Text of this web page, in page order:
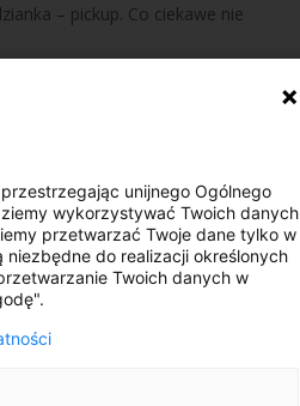
– pickup. Co ciekawe nie
unijnego Ogólnego
wykorzystywać Twoich danych
przetwarzać Twoje dane tylko w
do realizacji określonych
Twoich danych w